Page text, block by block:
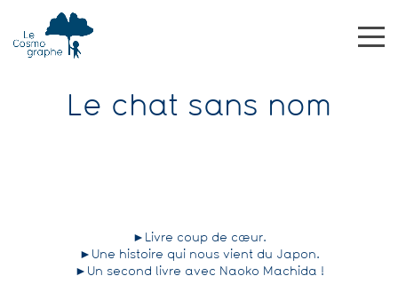
Le chat sans nom
►Livre coup de cœur.
►Une histoire qui nous vient du Japon.
►Un second livre avec Naoko Machida !